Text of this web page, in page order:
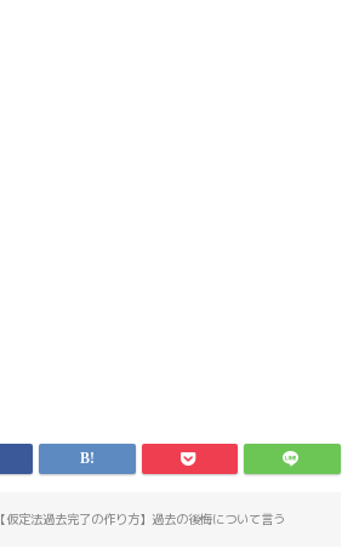
【仮定法過去完了の作り方】過去の後悔について言う